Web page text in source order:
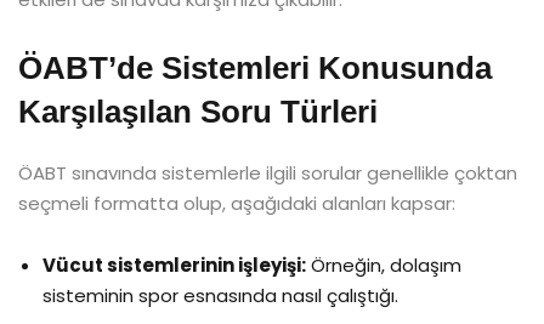
ÖABT’de Sistemleri Konusunda
Karşılaşılan Soru Türleri
ÖABT sınavında sistemlerle ilgili sorular genellikle çoktan
seçmeli formatta olup, aşağıdaki alanları kapsar:
Vücut sistemlerinin işleyişi:Örneğin, dolaşım
sisteminin spor esnasında nasıl çalıştığı.